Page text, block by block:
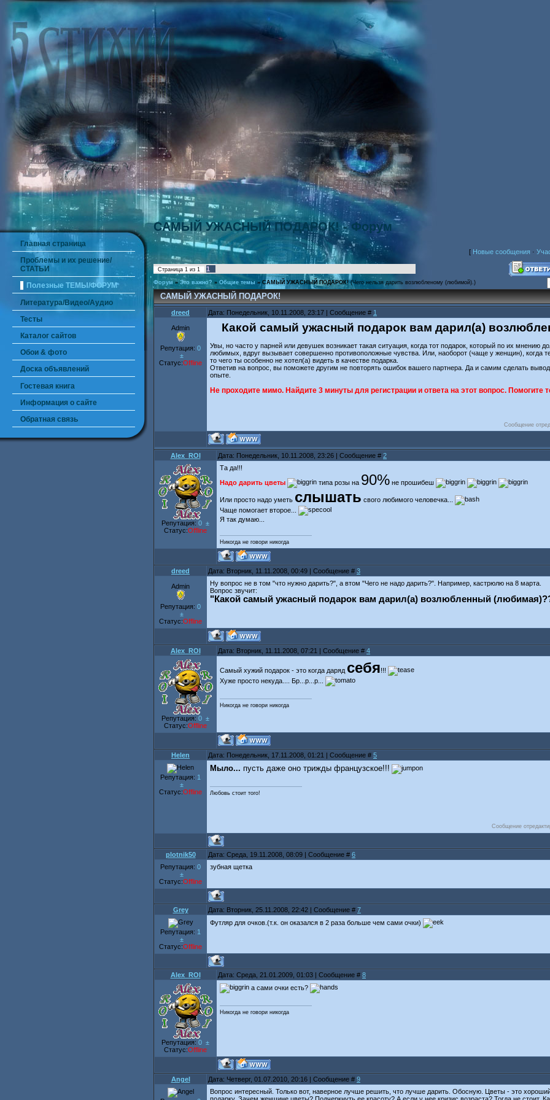
Главная страница
Проблемы и их решение/
СТАТЬИ
Полезные ТЕМЫ/ФОРУМ
Литература/Видео/Аудио
Тесты
Каталог сайтов
Обои & фото
Доска объявлений
Гостевая книга
Информация о сайте
Обратная связь
САМЫЙ УЖАСНЫЙ ПОДАРОК! - Форум
[ Новые сообщения ·
Страница 1 из 1 1
Форум » Это важно? » Общие темы » САМЫЙ УЖАСНЫЙ ПОДАРОК! (Чего нельзя дарить возлюбленому (любимой).)
САМЫЙ УЖАСНЫЙ ПОДАРОК!
dreed Дата: Понедельник, 10.11.2008, 23:17 | Сообщение # 1
Admin
Репутация: 0
±
Статус:Offline
Какой самый ужасный подарок вам дарил(а)
Увы, но часто у парней или девушек возникает такая ситуация, когда тот подарок, который по их мнению
любимых, вдруг вызывает совершенно противоположные чувства. Или, наоборот (чаще у женщин), когда
то чего ты особенно не хотел(а) видеть в качестве подарка.
Ответив на вопрос, вы поможете другим не повторять ошибок вашего партнера. Да и самим сделать
опыте.
Не проходите мимо. Найдите 3 минуты для регистрации и ответа на этот вопрос. Помогите
Сообщение
Alex_ROI Дата: Понедельник, 10.11.2008, 23:26 | Сообщение # 2
Репутация: 0 ±
Статус:Offline
Та да!!!
Надо дарить цветы
типа розы на 90% не прошибеш
Или просто надо уметь слышать свого любимого человечка...
Чаще помогает второе...
Я так думаю...
Никогда не говори никогда
dreed Дата: Вторник, 11.11.2008, 00:49 | Сообщение # 3
Admin
Репутация: 0
±
Статус:Offline
Ну вопрос не в том "что нужно дарить?", а втом "Чего не надо дарить?". Например, кастрюлю на 8 марта.
Вопрос звучит:
"Какой самый ужасный подарок вам дарил(а) возлюбленный
Alex_ROI Дата: Вторник, 11.11.2008, 07:21 | Сообщение # 4
Репутация: 0 ±
Статус:Offline
Самый хужий подарок - это когда даряд себя!!!
Хуже просто некуда.... Бр...р...р...
Никогда не говори никогда
Helen Дата: Понедельник, 17.11.2008, 01:21 | Сообщение # 5
Репутация: 1
±
Статус:Offline
Мыло... пусть даже оно трижды французское!!!
Любовь стоит того!
Сообщение
plotnik50 Дата: Среда, 19.11.2008, 08:09 | Сообщение # 6
Репутация: 0
±
Статус:Offline
зубная щетка
Grey Дата: Вторник, 25.11.2008, 22:42 | Сообщение # 7
Репутация: 1
±
Статус:Offline
Футляр для очков.(т.к. он оказался в 2 раза больше чем сами очки)
Alex_ROI Дата: Среда, 21.01.2009, 01:03 | Сообщение # 8
Репутация: 0 ±
Статус:Offline
а сами очки есть?
Никогда не говори никогда
Angel Дата: Четверг, 01.07.2010, 20:16 | Сообщение # 9
Вопрос интересный. Только вот, наверное лучше решить, что лучше дарить. Обосную. Цветы - это хороший